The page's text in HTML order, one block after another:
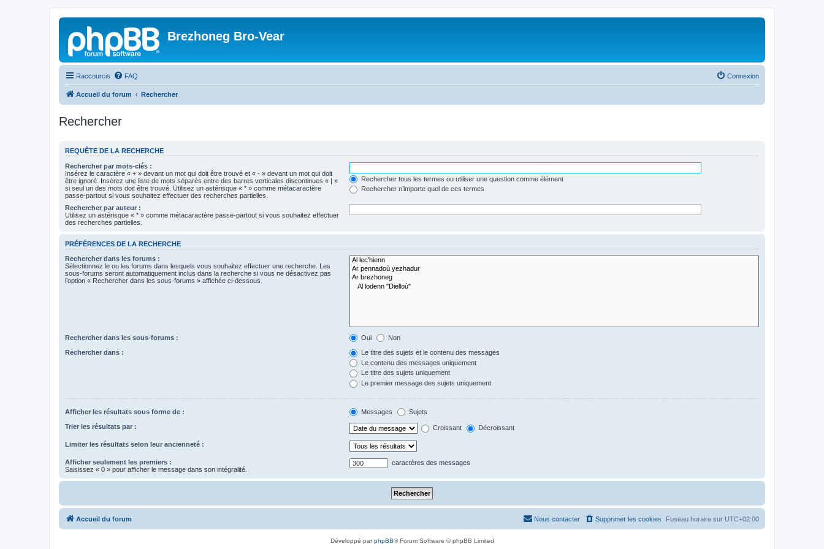
Brezhoneg Bro-Vear
Raccourcis FAQ Connexion
Accueil du forum Rechercher
Rechercher
REQUÊTE DE LA RECHERCHE
Rechercher par mots-clés :
Insérez le caractère « + » devant un mot qui doit être trouvé et « - » devant un mot qui doit
être ignoré. Insérez une liste de mots séparés entre des barres verticales discontinues « | »
si seul un des mots doit être trouvé. Utilisez un astérisque « * » comme métacaractère
passe-partout si vous souhaitez effectuer des recherches partielles.
Rechercher tous les termes ou utiliser une question comme élément
Rechercher n’importe quel de ces termes
Rechercher par auteur :
Utilisez un astérisque « * » comme métacaractère passe-partout si vous souhaitez effectuer
des recherches partielles.
PRÉFÉRENCES DE LA RECHERCHE
Rechercher dans les forums :
Sélectionnez le ou les forums dans lesquels vous souhaitez effectuer une recherche. Les
sous-forums seront automatiquement inclus dans la recherche si vous ne désactivez pas
l’option « Rechercher dans les sous-forums » affichée ci-dessous.
Rechercher dans les sous-forums : Oui Non
Rechercher dans :
Le titre des sujets et le contenu des messages
Le contenu des messages uniquement
Le titre des sujets uniquement
Le premier message des sujets uniquement
Afficher les résultats sous forme de : Messages Sujets
Trier les résultats par : Croissant Décroissant
Limiter les résultats selon leur ancienneté :
Afficher seulement les premiers :
Saisissez « 0 » pour afficher le message dans son intégralité.
caractères des messages
Accueil du forum Fuseau horaire sur UTC+02:00
Supprimer les cookies
Nous contacter
Développé parphpBB® Forum Software © phpBB Limited